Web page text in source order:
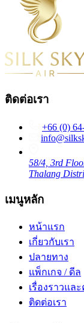
ติดต่อเรา
+66 (0)
58/4, 3rd
Thalang
เมนูหลัก
หน้าแรก
เกี่ยวกับเรา
ปลายทาง
แพ็กเกจ / ดีล
เรื่องราวแล
ติดต่อเรา